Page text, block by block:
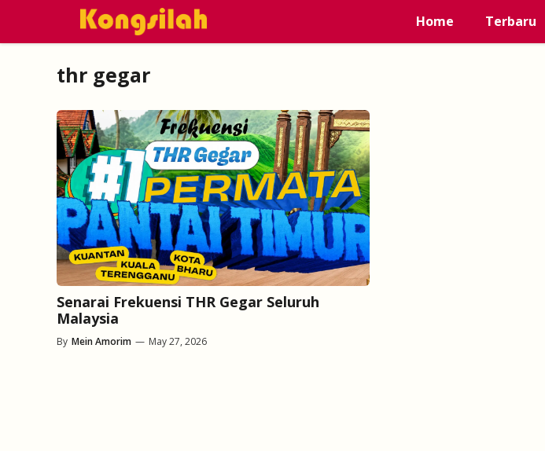
Home Terbaru
thr gegar
Senarai Frekuensi THR Gegar Seluruh
Malaysia
By Mein Amorim — May 27, 2026